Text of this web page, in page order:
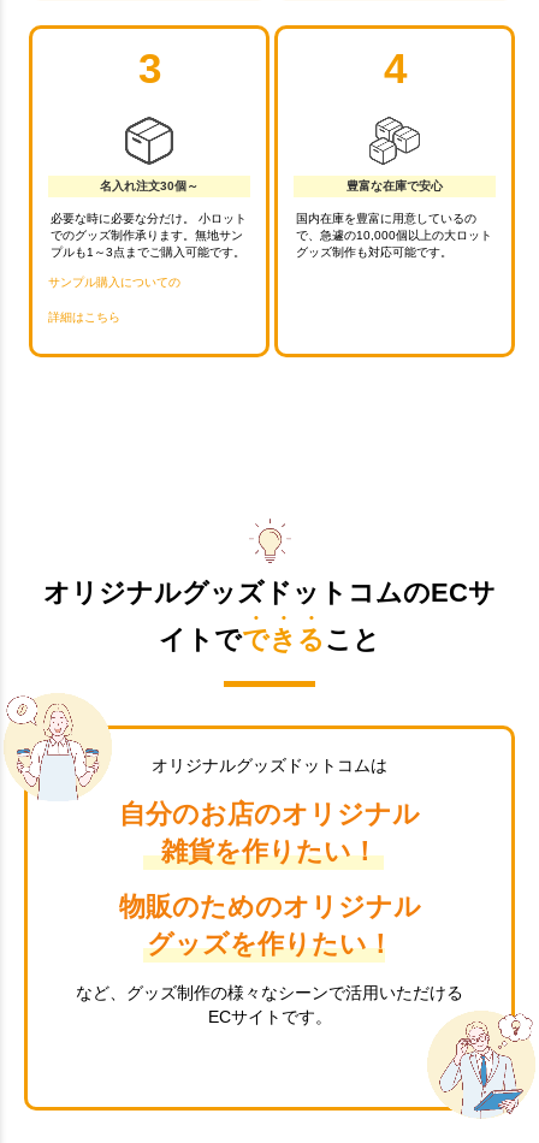
3
名入れ注文30個～
必要な時に必要な分だけ。 小ロット
でのグッズ制作承ります。無地サン
プルも1～3点までご購入可能です。
サンプル購入についての
詳細はこちら
4
豊富な在庫で安心
国内在庫を豊富に用意しているの
で、急遽の10,000個以上の大ロット
グッズ制作も対応可能です。
オリジナルグッズドットコムのECサ
イトでできる こと
オリジナルグッズドットコムは
自分のお店のオリジナル
雑貨を作りたい！
物販のためのオリジナル
グッズを作りたい！
など、グッズ制作の様々なシーンで活用いただける
ECサイトです。